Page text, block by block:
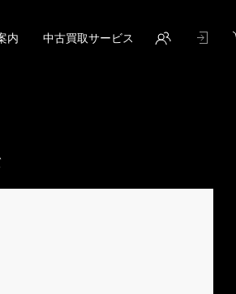
内 中古買取サービス